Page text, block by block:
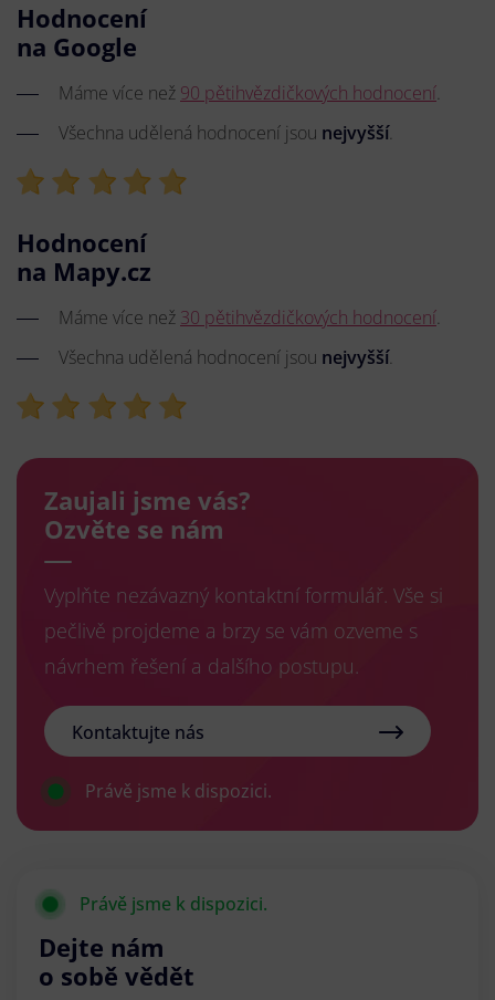
Hodnocení
na Google
Máme více než 90 pětihvězdičkových hodnocení.
Všechna udělená hodnocení jsou nejvyšší.
Hodnocení
na Mapy.cz
Máme více než 30 pětihvězdičkových hodnocení.
Všechna udělená hodnocení jsou nejvyšší.
Zaujali jsme vás?
Ozvěte se nám
Vyplňte nezávazný kontaktní formulář. Vše si
pečlivě projdeme a brzy se vám ozveme s
návrhem řešení a dalšího postupu.
Kontaktujte nás
Právě jsme k dispozici.
Právě jsme k dispozici.
Dejte nám
o sobě vědět